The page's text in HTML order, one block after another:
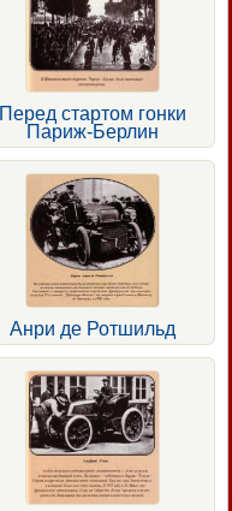
Перед стартом гонки
Париж-Берлин
Анри де Ротшильд